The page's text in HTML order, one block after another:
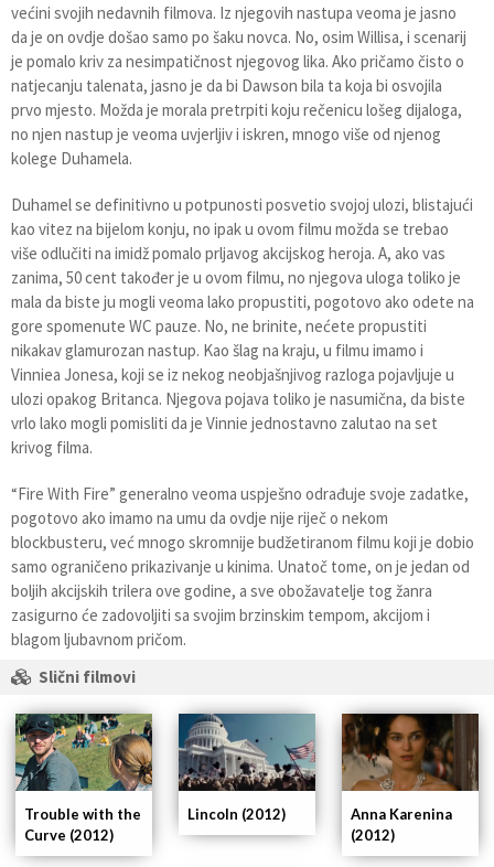
većini svojih nedavnih filmova. Iz njegovih nastupa veoma je jasno
da je on ovdje došao samo po šaku novca. No, osim Willisa, i scenarij
je pomalo kriv za nesimpatičnost njegovog lika. Ako pričamo čisto o
natjecanju talenata, jasno je da bi Dawson bila ta koja bi osvojila
prvo mjesto. Možda je morala pretrpiti koju rečenicu lošeg dijaloga,
no njen nastup je veoma uvjerljiv i iskren, mnogo više od njenog
kolege Duhamela.
Duhamel se definitivno u potpunosti posvetio svojoj ulozi, blistajući
kao vitez na bijelom konju, no ipak u ovom filmu možda se trebao
više odlučiti na imidž pomalo prljavog akcijskog heroja. A, ako vas
zanima, 50 cent također je u ovom filmu, no njegova uloga toliko je
mala da biste ju mogli veoma lako propustiti, pogotovo ako odete na
gore spomenute WC pauze. No, ne brinite, nećete propustiti
nikakav glamurozan nastup. Kao šlag na kraju, u filmu imamo i
Vinniea Jonesa, koji se iz nekog neobjašnjivog razloga pojavljuje u
ulozi opakog Britanca. Njegova pojava toliko je nasumična, da biste
vrlo lako mogli pomisliti da je Vinnie jednostavno zalutao na set
krivog filma.
“Fire With Fire” generalno veoma uspješno odrađuje svoje zadatke,
pogotovo ako imamo na umu da ovdje nije riječ o nekom
blockbusteru, već mnogo skromnije budžetiranom filmu koji je dobio
samo ograničeno prikazivanje u kinima. Unatoč tome, on je jedan od
boljih akcijskih trilera ove godine, a sve obožavatelje tog žanra
zasigurno će zadovoljiti sa svojim brzinskim tempom, akcijom i
blagom ljubavnom pričom.
Slični filmovi
Anna Karenina
(2012)
Lincoln (2012)
Trouble with the
Curve (2012)